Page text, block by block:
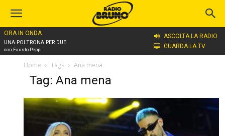
ORA IN ONDA
UNA POLTRONA PER DUE
con Fausto Peppi
ASCOLTA LA RADIO
GUARDA LA TV
Home Tags Ana mena
Tag: Ana mena